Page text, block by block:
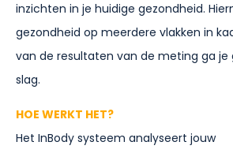
inzichten in je huidige gezondheid.
gezondheid op meerdere vlakken in
van de resultaten van de meting ga je
slag.
HOE WERKT HET?
Het InBody systeem analyseert jouw